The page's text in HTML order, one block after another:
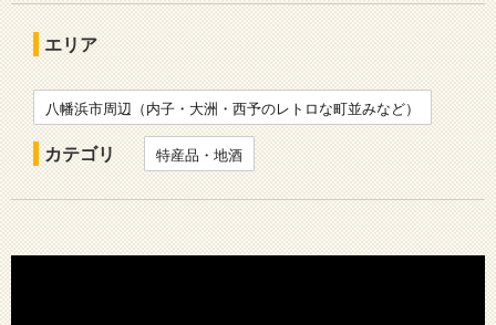
エリア
八幡浜市周辺（内子・大洲・西予のレトロな町並みなど）
カテゴリ 特産品・地酒